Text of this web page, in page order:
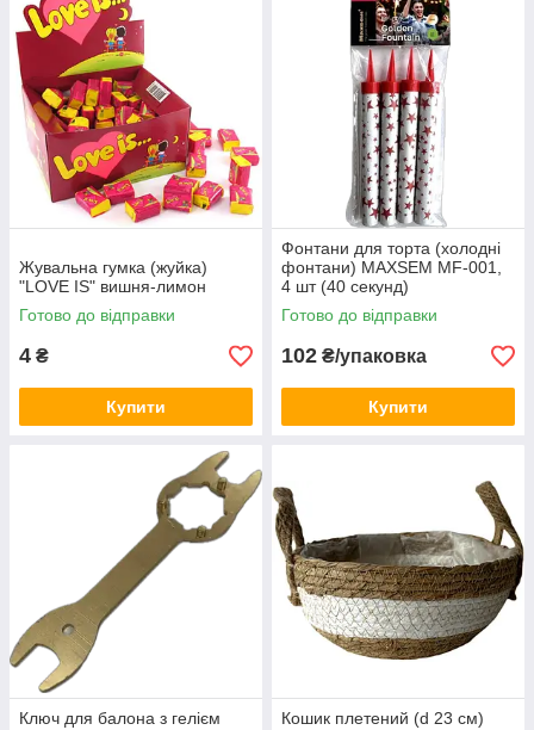
Жувальна гумка (жуйка)
"LOVE IS" вишня-лимон
Готово до відправки
4 ₴
Купити
Фонтани для торта (холодні
фонтани) MAXSEM MF-001,
4 шт (40 секунд)
Готово до відправки
102 ₴/упаковка
Купити
Ключ для балона з гелієм
Кошик плетений (d 23 см)